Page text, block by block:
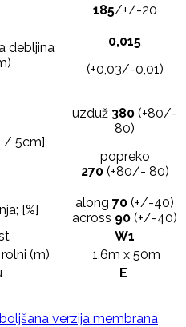
185/+/-20
debljina
0,015
(+0,03/-0,01)
/ 5cm]
uzduž 380 (+80/-
80)
popreko
270 (+80/- 80)
[%] along 70 (+/-40)
across 90 (+/-40)
W1
(m)
1,6m x 50m
E
verzija membrana